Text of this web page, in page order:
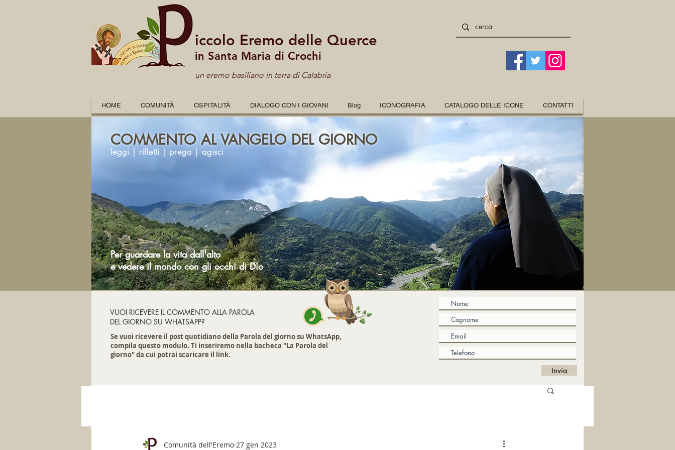
iccolo Eremo delle Querce
in Santa Maria di Crochi
un eremo basiliano in terra di Calabria
HOME COMUNITÀ OSPITALITÀ DIALOGO CON I GIOVANI Blog ICONOGRAFIA CATALOGO DELLE ICONE CONTATTI
Per guardare la vita dall'alto
e vedere il mondo con gli occhi di Dio
COMMENTO AL VANGELO DEL GIORNO
leggi | rifletti | prega | agisci
VUOI RICEVERE IL COMMENTO ALLA PAROLA
DEL GIORNO SU WHATSAPP?
Se vuoi ricevere il post quotidiano della Parola del giorno su WhatsApp,
compila questo modulo. Ti inseriremo nella bacheca "La Parola del
giorno" da cui potrai scaricare il link.
Invia
Comunità dell'Eremo 27 gen 2023